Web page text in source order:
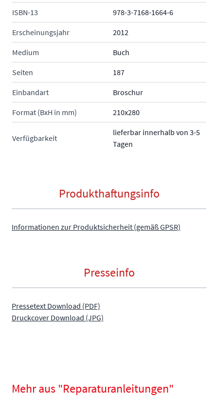
ISBN-13 978-3-7168-1664-6
Erscheinungsjahr 2012
Medium Buch
Seiten 187
Einbandart Broschur
Format (BxH in mm) 210x280
Verfügbarkeit
lieferbar innerhalb von 3-5
Tagen
Produkthaftungsinfo
Informationen zur Produktsicherheit (gemäß GPSR)
Presseinfo
Pressetext Download (PDF)
Druckcover Download (JPG)
Mehr aus "Reparaturanleitungen"